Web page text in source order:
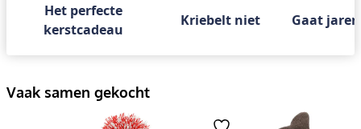
Het perfecte
kerstcadeau
Kriebelt niet Gaat
Vaak samen gekocht